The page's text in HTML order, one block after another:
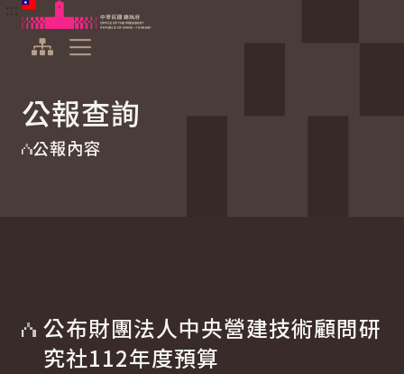
跳到主要內容
中華民國總統府
公報查詢
公報內容
公布財團法人中央營建技術顧問研
究社112年度預算